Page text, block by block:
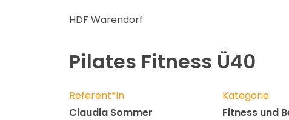
HDF Warendorf
Pilates Fitness Ü40
Referent*in
Claudia Sommer
Kategorie
Fitness und